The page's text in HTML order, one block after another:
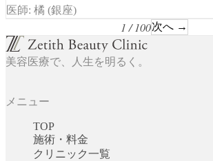
医師: 橘 (銀座)
1 / 100次へ →
美容医療で、人生を明るく。
メニュー
TOP
施術・料金
クリニック一覧